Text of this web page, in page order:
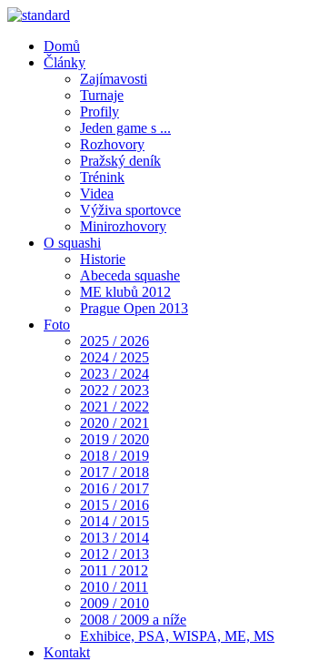
Domů
Články
Zajímavosti
Turnaje
Profily
Jeden game s ...
Rozhovory
Pražský deník
Trénink
Videa
Výživa sportovce
Minirozhovory
O squashi
Historie
Abeceda squashe
ME klubů 2012
Prague Open 2013
Foto
2025 / 2026
2024 / 2025
2023 / 2024
2022 / 2023
2021 / 2022
2020 / 2021
2019 / 2020
2018 / 2019
2017 / 2018
2016 / 2017
2015 / 2016
2014 / 2015
2013 / 2014
2012 / 2013
2011 / 2012
2010 / 2011
2009 / 2010
2008 / 2009 a níže
Exhibice, PSA, WISPA, ME, MS
Kontakt